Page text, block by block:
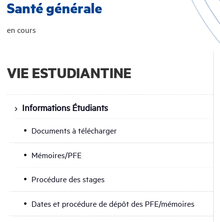
VIE ESTUDIANTINE
Informations Étudiants
Documents à télécharger
Mémoires/PFE
Procédure des stages
Dates et procédure de dépôt des PFE/mémoires
Santé générale
en cours